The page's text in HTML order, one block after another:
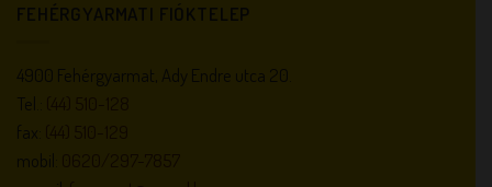
FEHÉRGYARMATI FIÓKTELEP
4900 Fehérgyarmat, Ady Endre utca 20.
Tel.:
fax:
mobil: